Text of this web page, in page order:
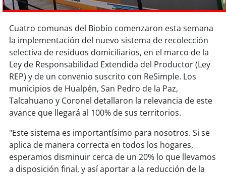
soyiquique
soy calama
soyantofagasta
soycopiapó
soyvalparaíso
soyquillota
soysanantonio
Cuatro comunas del Biobío comenzaron esta semana
la implementación del nuevo sistema de recolección
selectiva de residuos domiciliarios, en el marco de la
Ley de Responsabilidad Extendida del Productor (Ley
REP) y de un convenio suscrito con ReSimple. Los
municipios de Hualpén, San Pedro de la Paz,
Talcahuano y Coronel detallaron la relevancia de este
avance que llegará al 100% de sus territorios.
"Este sistema es importantísimo para nosotros. Si se
aplica de manera correcta en todos los hogares,
esperamos disminuir cerca de un 20% lo que llevamos
a disposición final, y así aportar a la reducción de la